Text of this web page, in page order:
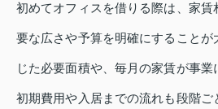
初めてオフィスを借りる際は、家
要な広さや予算を明確にすること
じた必要面積や、毎月の家賃が事業
初期費用や入居までの流れも段階ご